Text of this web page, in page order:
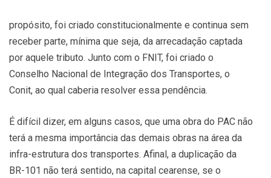
propósito, foi criado constitucionalmente e continua sem
receber parte, mínima que seja, da arrecadação captada
por aquele tributo. Junto com o FNIT, foi criado o
Conselho Nacional de Integração dos Transportes, o
Conit, ao qual caberia resolver essa pendência.
É difícil dizer, em alguns casos, que uma obra do PAC não
terá a mesma importância das demais obras na área da
infra-estrutura dos transportes. Afinal, a duplicação da
BR-101 não terá sentido, na capital cearense, se o